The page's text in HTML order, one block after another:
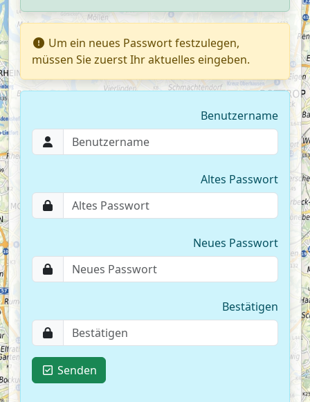
Um ein neues Passwort festzulegen,
müssen Sie zuerst Ihr aktuelles eingeben.
Benutzername
Altes Passwort
Neues Passwort
Bestätigen
Senden